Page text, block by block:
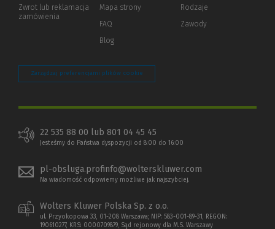
innej
Zwrot lub reklamacja
zamówienia
Mapa strony
FAQ
Blog
Rodzaje
Zawody
Zarządzaj preferencjami plików cookie
22 535 88 00 lub 801 04 45 45
Jesteśmy do Państwa dyspozycji od 8:00 do 16:00
pl-obsluga.profinfo@wolterskluwer.com
Na wiadomość odpowiemy możliwe jak najszybciej.
Wolters Kluwer Polska Sp. z o.o.
ul. Przyokopowa 33, 01-208 Warszawa; NIP: 583-001-89-31, REGON:
190610277, KRS: 0000709879, Sąd rejonowy dla M.S. Warszawy